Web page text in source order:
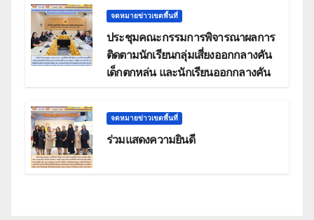
จดหมายข่าวเขตพื้นที่
ประชุมคณะกรรมการพิจารณาผลการ
ติดตามนักเรียนกลุ่มเสี่ยงออกกลางคัน
เด็กตกหล่น และนักเรียนออกกลางคัน
จดหมายข่าวเขตพื้นที่
ร่วมแสดงความยินดี